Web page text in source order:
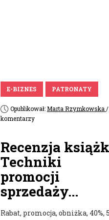
E-BIZNES PATRONATY
Opublikował:Marta Rzymkowska
komentarzy
Recenzja
Techniki
promocji
sprzedaży...
Rabat, promocja, obniżka, 40%,